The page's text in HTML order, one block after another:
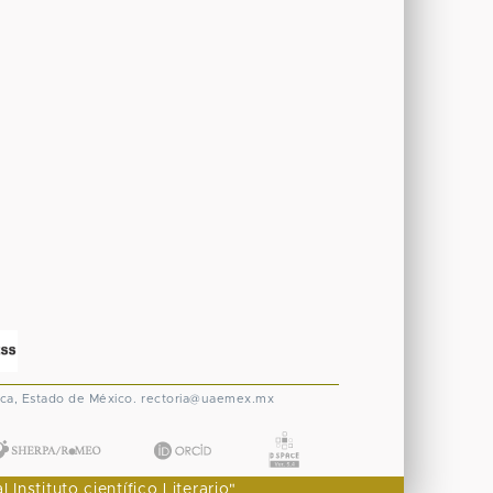
Estado de México. rectoria@uaemex.mx
Instituto científico Literario"